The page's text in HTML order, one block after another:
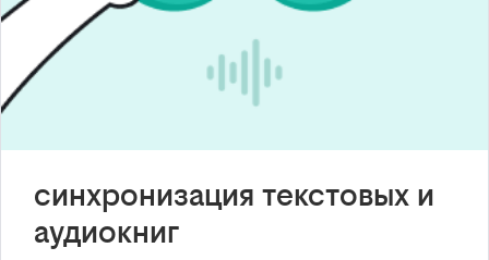
синхронизация текстовых и
аудиокниг